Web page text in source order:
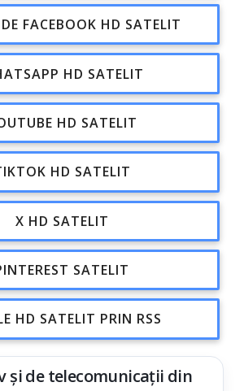
FACEBOOK HD SATELIT
HD SATELIT
HD SATELIT
HD SATELIT
X HD SATELIT
SATELIT
HD SATELIT PRIN RSS
și de telecomunicații din